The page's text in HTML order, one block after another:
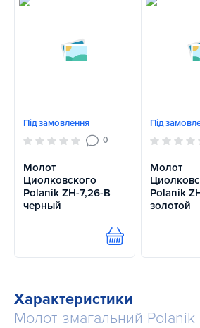
Під замовлення
0
Молот
Циолковского
Polanik ZH-7,26-B
черный
Купити
Під
Молот
Polanik
золотой
Характеристики
Молот змагальний Polanik